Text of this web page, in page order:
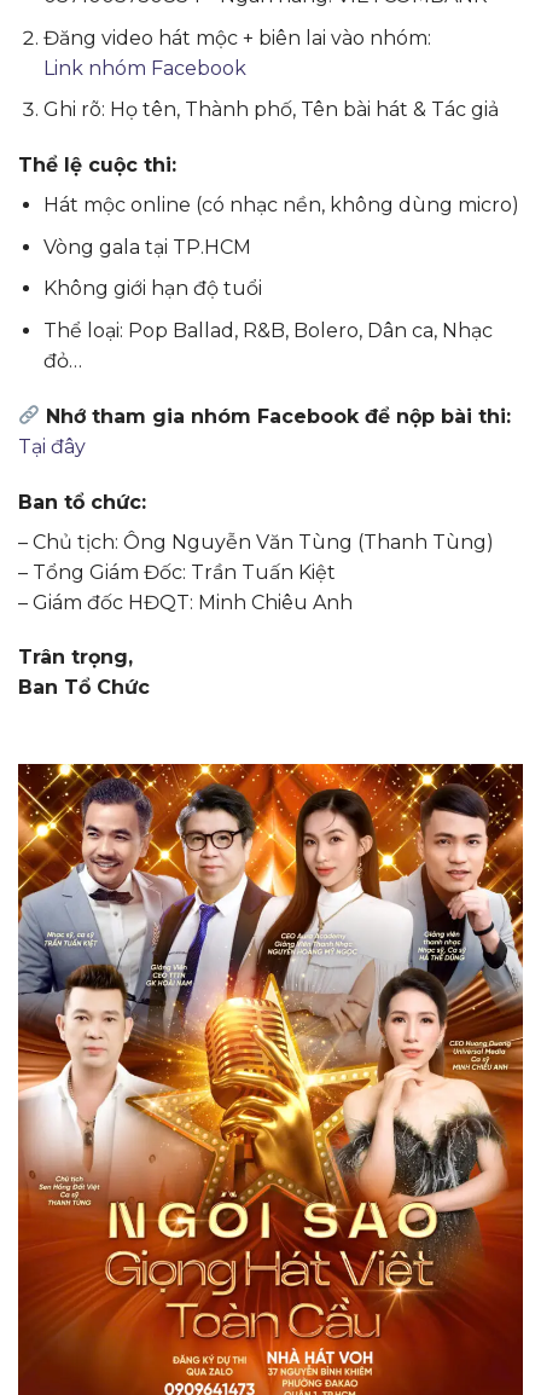
Đăng video hát mộc + biên lai vào nhóm:
Link nhóm Facebook
Ghi rõ: Họ tên, Thành phố, Tên bài hát & Tác giả
Thể lệ cuộc thi:
Hát mộc online (có nhạc nền, không dùng micro)
Vòng gala tại TP.HCM
Không giới hạn độ tuổi
Thể loại: Pop Ballad, R&B, Bolero, Dân ca, Nhạc
đỏ…
Nhớ tham gia nhóm Facebook để nộp bài thi:
Tại đây
Ban tổ chức:
– Chủ tịch: Ông Nguyễn Văn Tùng (Thanh Tùng)
– Tổng Giám Đốc: Trần Tuấn Kiệt
– Giám đốc HĐQT: Minh Chiêu Anh
Trân trọng,
Ban Tổ Chức